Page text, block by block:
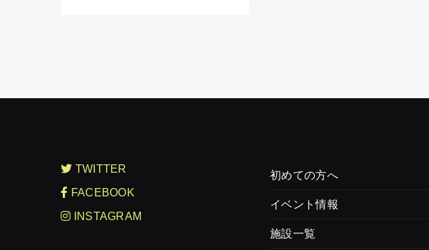
TWITTER
FACEBOOK
INSTAGRAM
初めての方へ
イベント情報
施設一覧